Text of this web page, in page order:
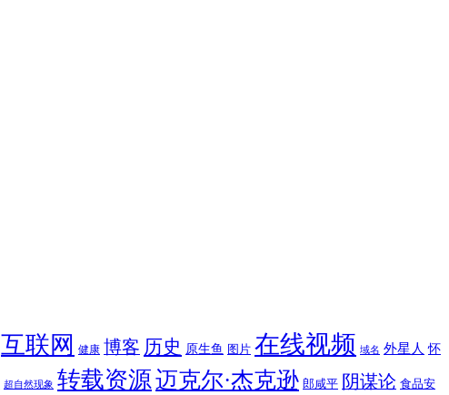
互联网 健康 博客 历史 原生鱼 图片 在线视频 域名 外星人 怀
超自然现象 转载资源迈克尔·杰克逊 郎咸平 阴谋论 食品安